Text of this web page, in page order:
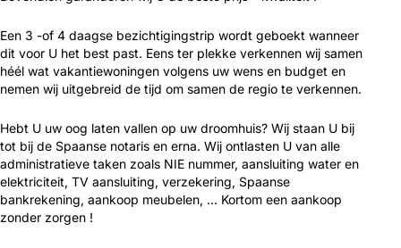
Een 3 -of 4 daagse bezichtigingstrip wordt geboekt wanneer
dit voor U het best past. Eens ter plekke verkennen wij samen
héél wat vakantiewoningen volgens uw wens en budget en
nemen wij uitgebreid de tijd om samen de regio te verkennen.
Hebt U uw oog laten vallen op uw droomhuis? Wij staan U bij
tot bij de Spaanse notaris en erna. Wij ontlasten U van alle
administratieve taken zoals NIE nummer, aansluiting water en
elektriciteit, TV aansluiting, verzekering, Spaanse
bankrekening, aankoop meubelen, … Kortom een aankoop
zonder zorgen !